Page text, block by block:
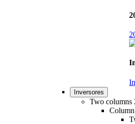
Inversores
Two columns